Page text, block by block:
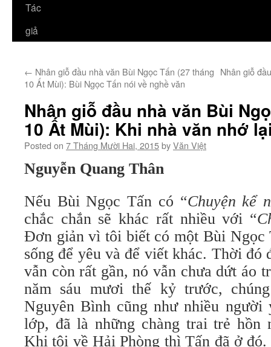
Tác
giả
← Nhân giỗ đầu nhà văn Bùi Ngọc Tấn (27 tháng
10 Ất Mùi): Bùi Ngọc Tấn nói về nghề văn
Nhân giỗ
Nhân giỗ đầu nhà văn Bùi
10 Ất Mùi): Khi nhà văn nhớ
Posted on 7 Tháng Mười Hai, 2015byVăn Việt
Nguyễn Quang Thân
Nếu Bùi Ngọc Tấn có “Chuyện kể
chắc chắn sẽ khác rất nhiều với “
Đơn giản vì tôi biết có một Bùi Ngọc
sống để yêu và để viết khác. Thời đó
vẫn còn rất gần, nó vẫn chưa dứt áo
năm sáu mươi thế kỷ trước,
Nguyên Bình cũng như nhiều người
lớp, đã là những chàng trai trẻ hồn
Khi tôi về Hải Phòng thì Tấn đã ở